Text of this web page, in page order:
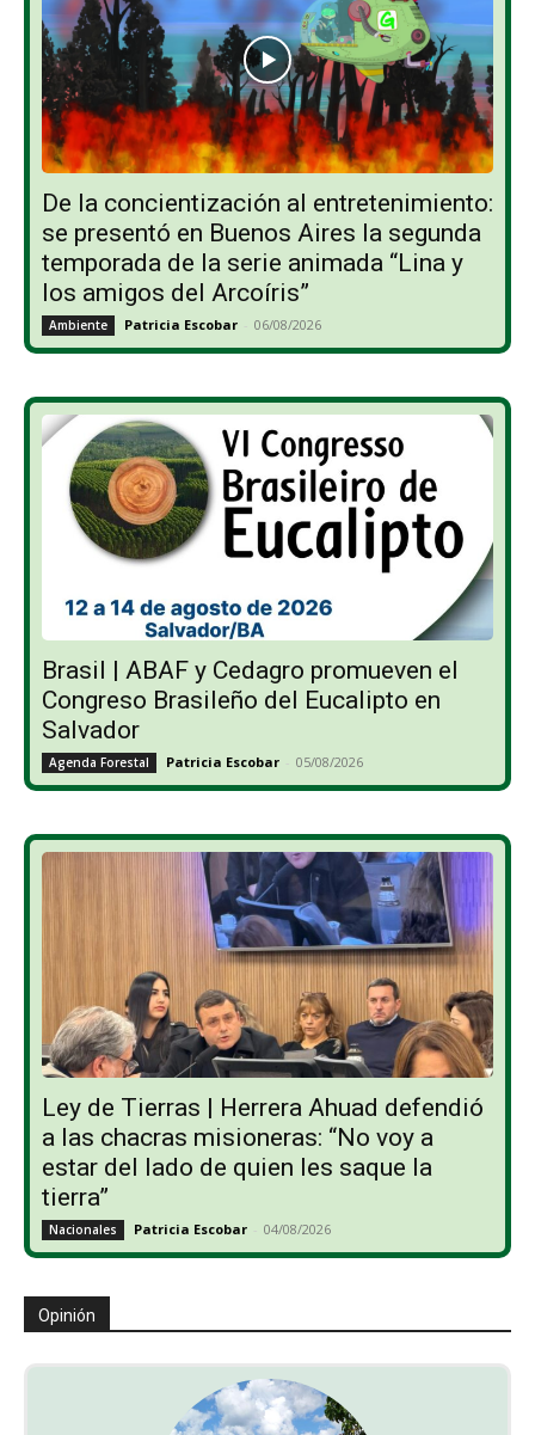
De la concientización al entretenimiento:
se presentó en Buenos Aires la segunda
temporada de la serie animada “Lina y
los amigos del Arcoíris”
Ambiente Patricia Escobar - 06/08/2026
Brasil | ABAF y Cedagro promueven el
Congreso Brasileño del Eucalipto en
Salvador
Agenda Forestal Patricia Escobar - 05/08/2026
Ley de Tierras | Herrera Ahuad defendió
a las chacras misioneras: “No voy a
estar del lado de quien les saque la
tierra”
Nacionales Patricia Escobar - 04/08/2026
Opinión